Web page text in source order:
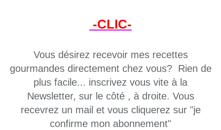
-CLIC-
Vous désirez recevoir mes recettes
gourmandes directement chez vous? Rien de
plus facile... inscrivez vous vite à la
Newsletter, sur le côté , à droite. Vous
recevrez un mail et vous cliquerez sur "je
confirme mon abonnement"